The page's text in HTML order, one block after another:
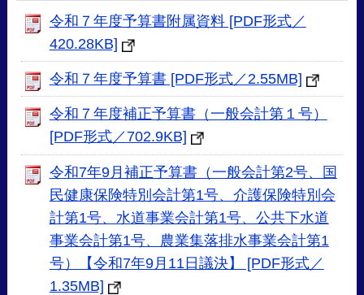
令和７年度予算書附属資料 [PDF形式／
420.28KB]
令和７年度予算書 [PDF形式／2.55MB]
令和７年度補正予算書（一般会計第１号）
[PDF形式／702.9KB]
令和7年9月補正予算書（一般会計第2号、国
民健康保険特別会計第1号、介護保険特別会
計第1号、水道事業会計第1号、公共下水道
事業会計第1号、農業集落排水事業会計第1
号）【令和7年9月11日議決】 [PDF形式／
1.35MB]